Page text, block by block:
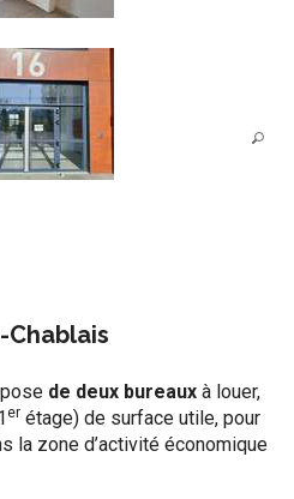
Chablais
de deux bureaux à louer,
er étage) de surface utile, pour
la zone d’activité économique